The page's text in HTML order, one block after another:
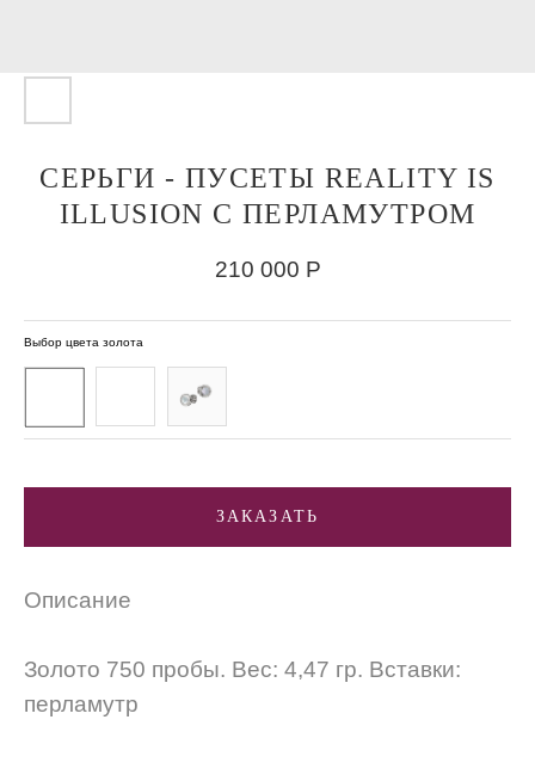
СЕРЬГИ - ПУСЕТЫ REALITY IS
ILLUSION С ПЕРЛАМУТРОМ
210 000 Р
Выбор цвета золота
ЗАКАЗАТЬ
Описание
Золото 750 пробы. Вес: 4,47 гр. Вставки:
перламутр